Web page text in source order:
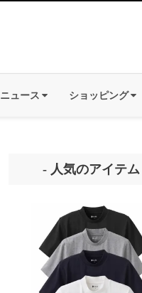
ニュース ショッピング
- 人気のアイテ